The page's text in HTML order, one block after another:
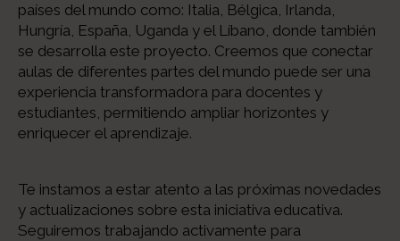
países del mundo como: Italia, Bélgica, Irlanda,
Hungría, España, Uganda y el Líbano, donde también
se desarrolla este proyecto. Creemos que conectar
aulas de diferentes partes del mundo puede ser una
experiencia transformadora para docentes y
estudiantes, permitiendo ampliar horizontes y
enriquecer el aprendizaje.
Te instamos a estar atento a las próximas novedades
y actualizaciones sobre esta iniciativa educativa.
Seguiremos trabajando activamente para